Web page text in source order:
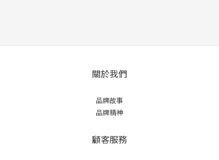
關於我們
品牌故事
品牌精神
顧客服務